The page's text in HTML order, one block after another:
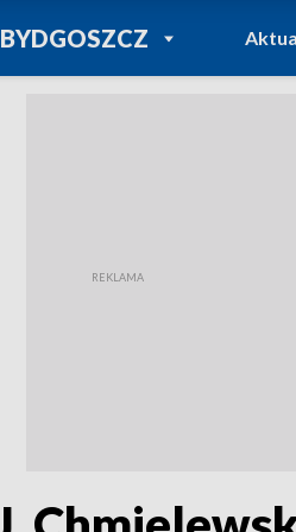
BYDGOSZCZPOWRÓT DO
TVP REGIONY